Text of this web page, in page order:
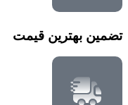
تضمین بهترین قیمت